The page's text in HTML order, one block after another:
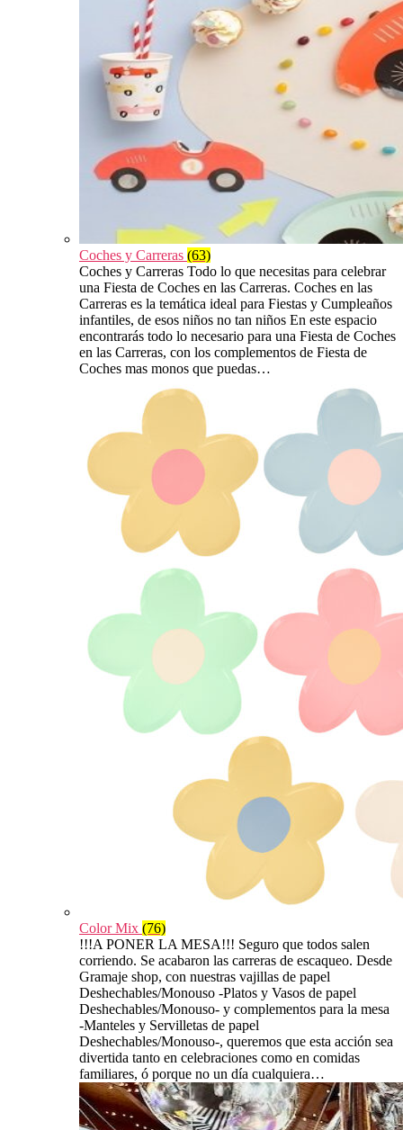
Coches y Carreras (63)
Coches y Carreras Todo lo que necesitas para celebrar
una Fiesta de Coches en las Carreras. Coches en las
Carreras es la temática ideal para Fiestas y Cumpleaños
infantiles, de esos niños no tan niños En este espacio
encontrarás todo lo necesario para una Fiesta de Coches
en las Carreras, con los complementos de Fiesta de
Coches mas monos que puedas…
Color Mix (76)
!!!A PONER LA MESA!!! Seguro que todos salen
corriendo. Se acabaron las carreras de escaqueo. Desde
Gramaje shop, con nuestras vajillas de papel
Deshechables/Monouso -Platos y Vasos de papel
Deshechables/Monouso- y complementos para la mesa
-Manteles y Servilletas de papel
Deshechables/Monouso-, queremos que esta acción sea
divertida tanto en celebraciones como en comidas
familiares, ó porque no un día cualquiera…